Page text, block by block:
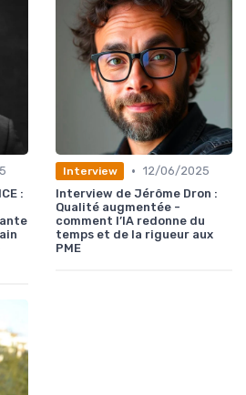
:
Interview • 12/06/2025
Interview de Jérôme Dron :
Qualité augmentée -
comment l’IA redonne du
temps et de la rigueur aux
PME